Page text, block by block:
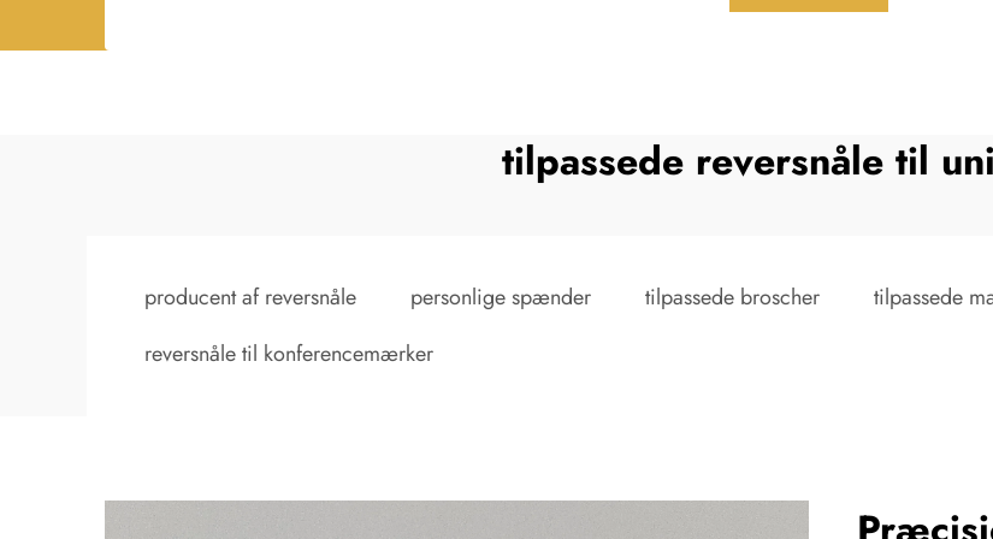
tilpassede reversnåle til
producent af reversnåle personlige spænder tilpassede broscher tilpassede
reversnåle til konferencemærker